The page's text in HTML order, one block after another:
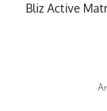
Bliz Active